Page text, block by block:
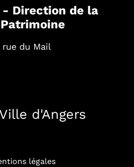
Direction de la
du Mail
Ville d'Angers
une nouvelle
légales